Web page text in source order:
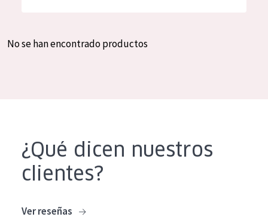
Crema de día
Crema de noche
Spanish
No se han encontrado productos
¿Qué dicen nuestros
clientes?
Ver reseñas